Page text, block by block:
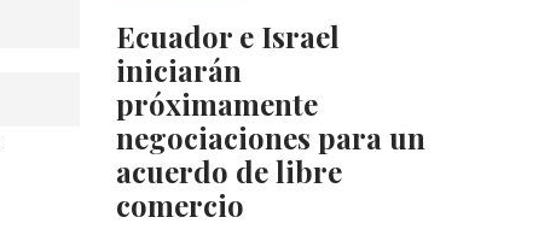
Ecuador e Israel
iniciarán
próximamente
negociaciones para un
acuerdo de libre
comercio